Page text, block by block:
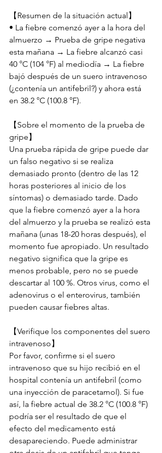
【Resumen de la situación actual】
• La fiebre comenzó ayer a la hora del
almuerzo → Prueba de gripe negativa
esta mañana → La fiebre alcanzó casi
40 °C (104 °F) al mediodía → La fiebre
bajó después de un suero intravenoso
(¿contenía un antifebril?) y ahora está
en 38.2 °C (100.8 °F).
【Sobre el momento de la prueba de
gripe】
Una prueba rápida de gripe puede dar
un falso negativo si se realiza
demasiado pronto (dentro de las 12
horas posteriores al inicio de los
síntomas) o demasiado tarde. Dado
que la fiebre comenzó ayer a la hora
del almuerzo y la prueba se realizó esta
mañana (unas 18-20 horas después), el
momento fue apropiado. Un resultado
negativo significa que la gripe es
menos probable, pero no se puede
descartar al 100 %. Otros virus, como el
adenovirus o el enterovirus, también
pueden causar fiebres altas.
【Verifique los componentes del suero
intravenoso】
Por favor, confirme si el suero
intravenoso que su hijo recibió en el
hospital contenía un antifebril (como
una inyección de paracetamol). Si fue
así, la fiebre actual de 38.2 °C (100.8 °F)
podría ser el resultado de que el
efecto del medicamento está
desapareciendo. Puede administrar